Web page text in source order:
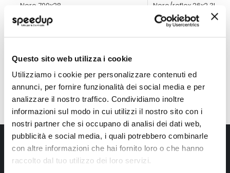
Questo sito web utilizza i cookie
Utilizziamo i cookie per personalizzare contenuti ed
annunci, per fornire funzionalità dei social media e per
analizzare il nostro traffico. Condividiamo inoltre
informazioni sul modo in cui utilizzi il nostro sito con i
nostri partner che si occupano di analisi dei dati web,
pubblicità e social media, i quali potrebbero combinarle
con altre informazioni che hai fornito loro o che hanno
raccolto dal tuo utilizzo dei loro servizi.
Nero 700x28
21,75 €
Nero/reflex 26x2,35"
23,75 €
CONSEGNA IN 48H
Iscriviti alla newsletter Speedup
Ricevi subito uno sconto del 10% per il tuo primo acquisto online!